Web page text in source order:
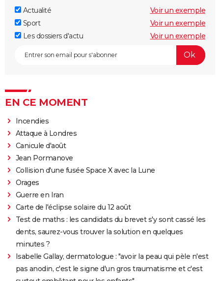
Actualité
Voir un exemple
Sport
Voir un exemple
Les dossiers d'actu
Voir un exemple
EN CE MOMENT
Incendies
Attaque à Londres
Canicule d'août
Jean Pormanove
Collision d'une fusée Space X avec la Lune
Orages
Guerre en Iran
Carte de l'éclipse solaire du 12 août
Test de maths : les candidats du brevet s'y sont cassé les
dents, saurez-vous trouver la solution en quelques
minutes ?
Isabelle Gallay, dermatologue : "avoir la peau qui pèle n'est
pas anodin, c'est le signe d'un gros traumatisme et c'est